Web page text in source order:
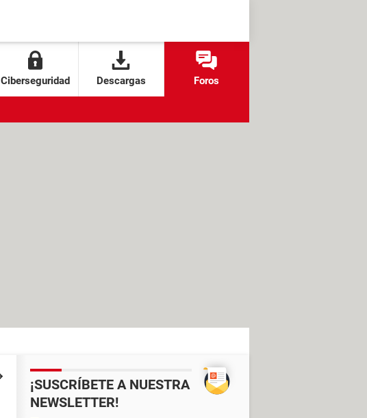
Ciberseguridad Descargas Foros
¡SUSCRÍBETE A NUESTRA
NEWSLETTER!